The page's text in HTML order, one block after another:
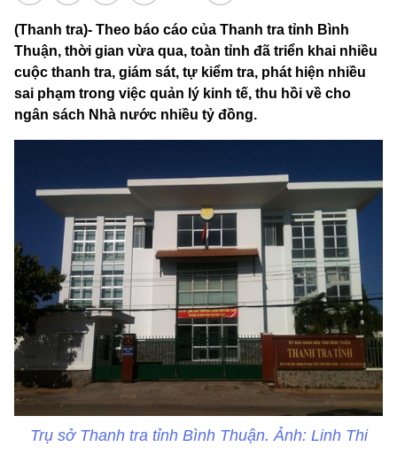
(Thanh tra)- Theo báo cáo của Thanh tra tỉnh Bình
Thuận, thời gian vừa qua, toàn tỉnh đã triển khai nhiều
cuộc thanh tra, giám sát, tự kiểm tra, phát hiện nhiều
sai phạm trong việc quản lý kinh tế, thu hồi về cho
ngân sách Nhà nước nhiều tỷ đồng.
Trụ sở Thanh tra tỉnh Bình Thuận. Ảnh: Linh Thi